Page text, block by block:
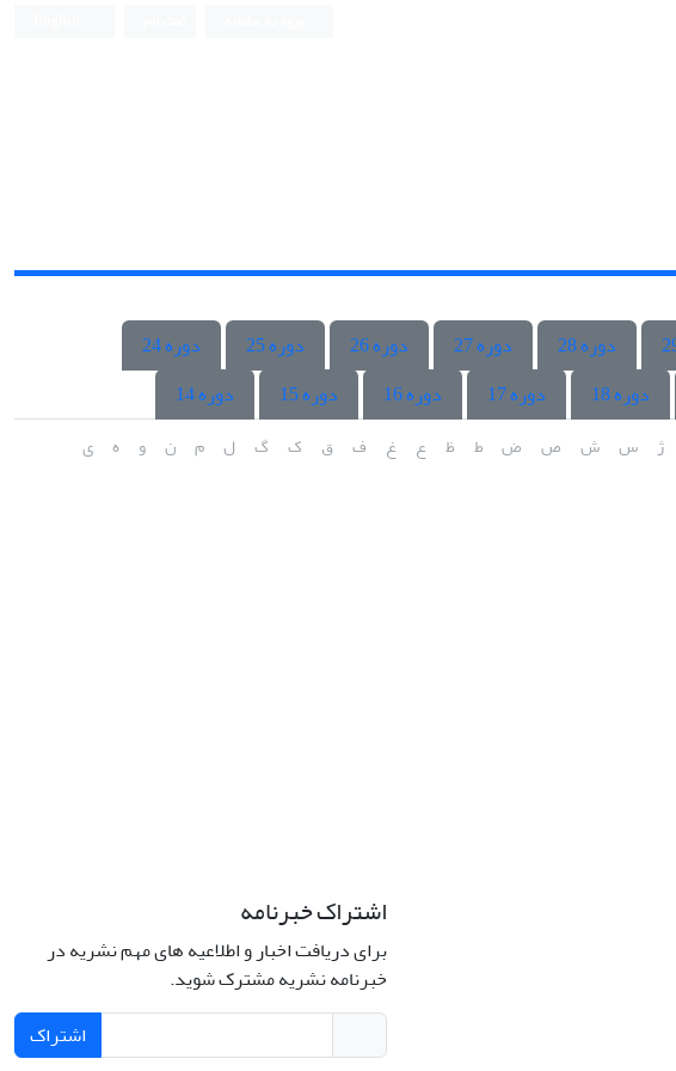
دوره 28 دوره 27 دوره 26 دوره 25
دوره 24
دوره 18 دوره 17 دوره 16 دوره 15 دوره 14
ژ س ش ص ض ط ظ ع غ ف ق ک گ ل م ن و ه ی
اشتراک خبرنامه
برای دریافت اخبار و اطلاعیه های مهم نشریه در
خبرنامه نشریه مشترک شوید.
اشتراک